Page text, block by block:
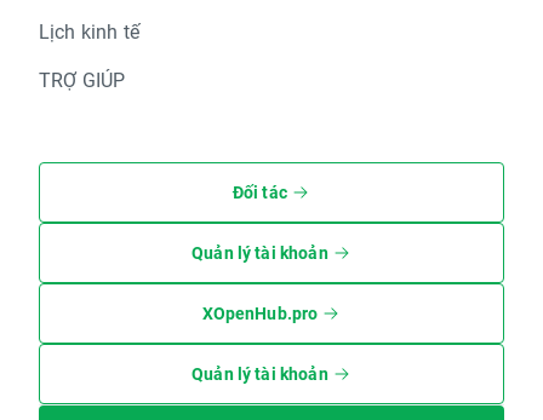
Lịch kinh tế
TRỢ GIÚP
Đối tác
Quản lý tài khoản
XOpenHub.pro
Quản lý tài khoản